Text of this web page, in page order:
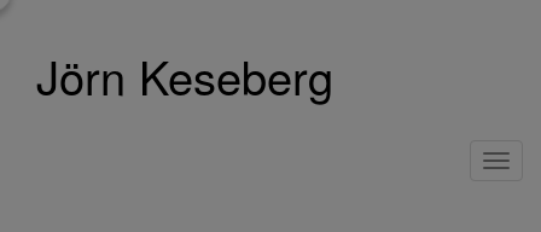
Inhalt
Jörn Keseberg